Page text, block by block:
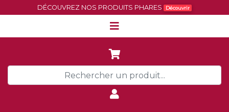
DÉCOUVREZ NOS PRODUITS PHARES Découvrir